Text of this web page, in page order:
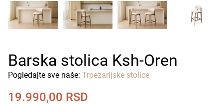
Barska stolica Ksh-Oren
Pogledajte sve naše: Trpezarijske stolice
19.990,00 RSD